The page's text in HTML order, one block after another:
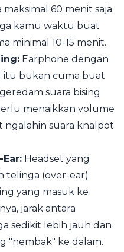
60 menit saja.
kamu waktu buat
minimal 10-15 menit.
Earphone dengan
itu bukan cuma buat
suara bising
menaikkan volume
ngalahin suara knalpot
Headset yang
(over-ear)
yang masuk ke
jarak antara
sedikit lebih jauh dan
"nembak" ke dalam.